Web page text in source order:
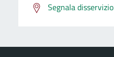
Segnala disservizio